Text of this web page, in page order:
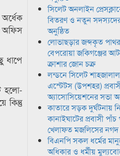
অফিস
ধাপে
হলো-
কিন্তু
সিলেট অনলাইন
বিতরণ ও নতুন
অনুষ্ঠিত
লোভাছড়ার জব্দকৃত
বেপরোয়া জকিগঞ্জের
ক্রাশার জোন চক্র
লন্ডনে সিলেট
এস্টেটস (উপশহর)
অ্যাসোসিয়েশনের সভা
কাতারে সড়ক দুর্ঘটনায়
কানাইঘাটের প্রবাসী
খেলাফত মজলিসের নগদ
বিএনপি সকল ধর্মের
অধিকার ও ধর্মীয়